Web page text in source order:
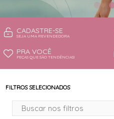
CADASTRE-SE
SEJA UMA REVENDEDORA
PRA VOCÊ
PEÇAS QUE SÃO TENDÊNCIAS!
FILTROS SELECIONADOS